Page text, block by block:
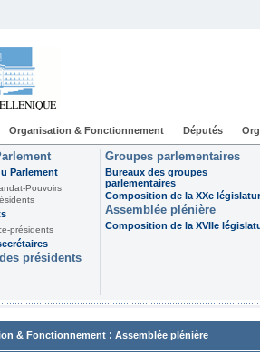
Organisation & Fonctionnement Députés
Parlement
Pouvoirs
présidents
présidents
Groupes parlementaires
Bureaux des groupes
parlementaires
Composition de la XXe
Assemblée plénière
Composition de la XVIIe
& Fonctionnement : Assemblée plénière